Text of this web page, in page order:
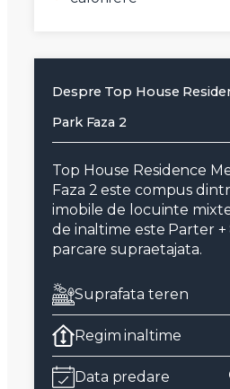
Despre Top House
Park Faza 2
Top House Residence
Faza 2 este compus
imobile de locuinte
de inaltime este Parter +
parcare supraetajata.
Suprafata teren
Regim inaltime
Data predare